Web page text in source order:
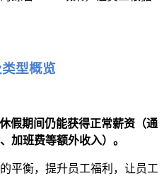
型概览
休假期间仍能获得正常薪资（通
加班费等额外收入）。
平衡，提升员工福利，让员工